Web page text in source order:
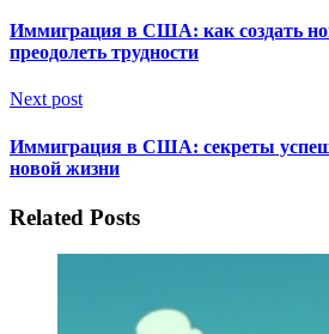
Иммиграция в США: как создать
преодолеть трудности
Next post
Иммиграция в США: секреты
новой жизни
Related Posts